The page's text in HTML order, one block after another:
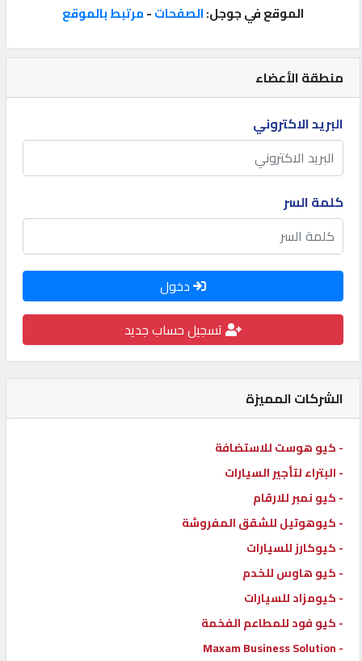
المنتدى
مزاد
كيو
نمبر
كيو
كارز
ماركت
الدليل
القطري
POWERED
QHOST
منطقة الأعضاء
البريد الاكتروني
كلمة السر
دخول
تسجيل حساب جديد
الشركات المميزة
- كيو هوست للاستضافة
- البتراء لتأجير السيارات
- كيو نمبر للارقام
- كيوهوتيل للشقق المفروشة
- كيوكارز للسيارات
- كيو هاوس للخدم
- كيومزاد للسيارات
- كيو فود للمطاعم الفخمة
- Maxam Business Solution
الموقع في جوجل:الصفحات-مرتبط بالموقع